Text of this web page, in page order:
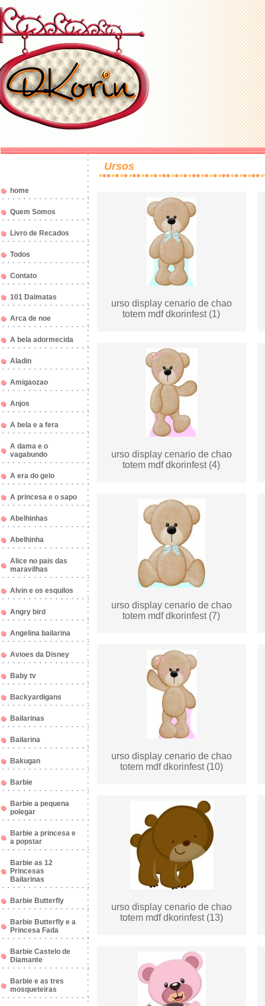
home
Quem Somos
Livro de Recados
Todos
Contato
101 Dalmatas
Arca de noe
A bela adormecida
Aladin
Amigaozao
Anjos
A bela e a fera
A dama e o
vagabundo
A era do gelo
A princesa e o sapo
Abelhinhas
Abelhinha
Alice no pais das
maravilhas
Alvin e os esquilos
Angry bird
Angelina bailarina
Avioes da Disney
Baby tv
Backyardigans
Bailarinas
Bailarina
Bakugan
Barbie
Barbie a pequena
polegar
Barbie a princesa e
a popstar
Barbie as 12
Princesas
Bailarinas
Barbie Butterfly
Barbie Butterfly e a
Princesa Fada
Barbie Castelo de
Diamante
Barbie e as tres
mosqueteiras
Ursos
urso display cenario de chao
totem mdf dkorinfest (1)
urso display cenario de chao
totem mdf dkorinfest (4)
urso display cenario de chao
totem mdf dkorinfest (7)
urso display cenario de chao
totem mdf dkorinfest (10)
urso display cenario de chao
totem mdf dkorinfest (13)